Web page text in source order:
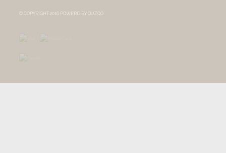
© COPYRIGHT 2016 POWERD BY QUZQO